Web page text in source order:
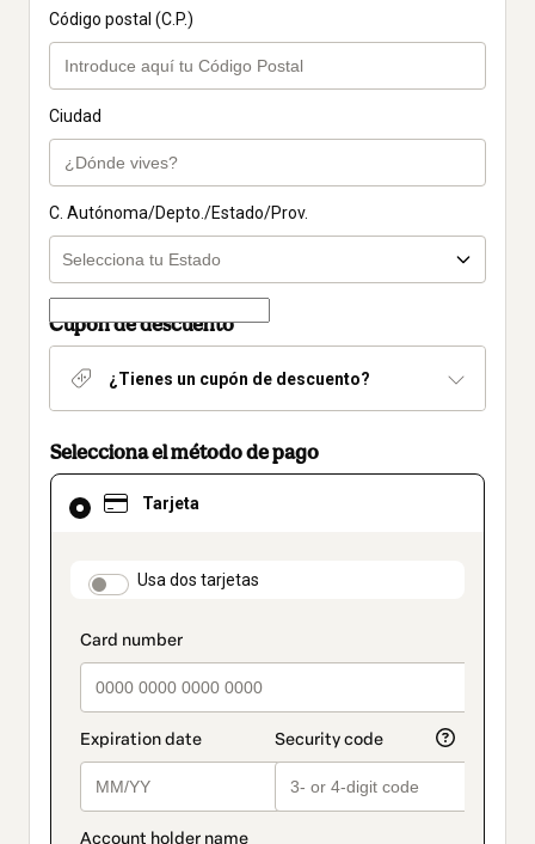
Código postal (C.P.)
Ciudad
C. Autónoma/Depto./Estado/Prov.
Cupón de descuento
¿Tienes un cupón de descuento?
Selecciona el método de pago
Tarjeta
payment_data.section_title_v2
Usa dos tarjetas
El
método
seleccionado